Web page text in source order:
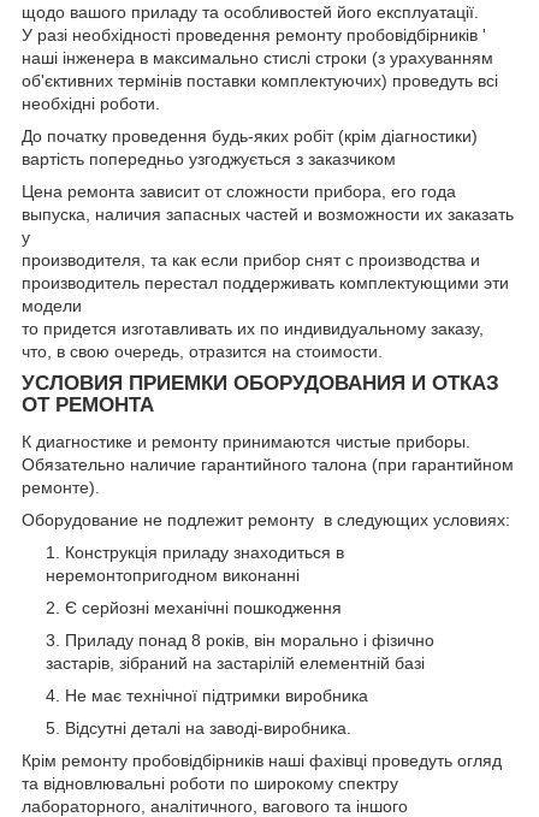
щодо вашого приладу та особливостей його експлуатації.
У разі необхідності проведення ремонту пробовідбірників '
наші інженера в максимально стислі строки (з урахуванням
об'єктивних термінів поставки комплектуючих) проведуть всі
необхідні роботи.
До початку проведення будь-яких робіт (крім діагностики)
вартість попередньо узгоджується з заказчиком
Цена ремонта зависит от сложности прибора, его года
выпуска, наличия запасных частей и возможности их заказать
у
производителя, та как если прибор снят с производства и
производитель перестал поддерживать комплектующими эти
модели
то придется изготавливать их по индивидуальному заказу,
что, в свою очередь, отразится на стоимости.
УСЛОВИЯ ПРИЕМКИ ОБОРУДОВАНИЯ И ОТКАЗ
ОТ РЕМОНТА
К диагностике и ремонту принимаются чистые приборы.
Обязательно наличие гарантийного талона (при гарантийном
ремонте).
Оборудование не подлежит ремонту в следующих условиях:
Конструкція приладу знаходиться в
неремонтопригодном виконанні
Є серйозні механічні пошкодження
Приладу понад 8 років, він морально і фізично
застарів, зібраний на застарілій елементній базі
Не має технічної підтримки виробника
Відсутні деталі на заводі-виробника.
Крім ремонту пробовідбірників наші фахівці проведуть огляд
та відновлювальні роботи по широкому спектру
лабораторного, аналітичного, вагового та іншого